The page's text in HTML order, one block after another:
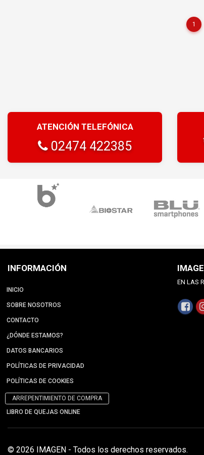
1
ATENCIÓN TELEFÓNICA
02474 422385
INFORMACIÓN
INICIO
SOBRE NOSOTROS
CONTACTO
¿DÓNDE ESTAMOS?
DATOS BANCARIOS
POLÍTICAS DE PRIVACIDAD
POLÍTICAS DE COOKIES
ARREPENTIMIENTO DE COMPRA
LIBRO DE QUEJAS ONLINE
EN LAS
© 2026 IMAGEN - Todos los derechos reservados.